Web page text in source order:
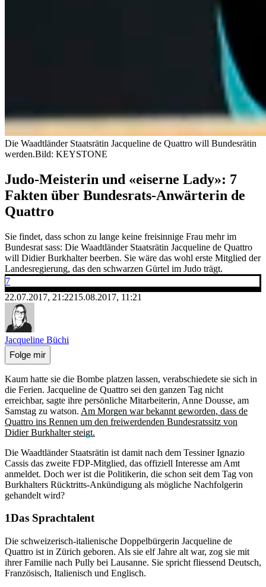
Die Waadtländer Staatsrätin Jacqueline de Quattro will Bundesrätin
werden.Bild: KEYSTONE
Judo-Meisterin und «eiserne Lady»: 7
Fakten über Bundesrats-Anwärterin de
Quattro
Sie findet, dass schon zu lange keine freisinnige Frau mehr im
Bundesrat sass: Die Waadtländer Staatsrätin Jacqueline de Quattro
will Didier Burkhalter beerben. Sie wäre das wohl erste Mitglied der
Landesregierung, das den schwarzen Gürtel im Judo trägt.
7
22.07.2017, 21:2215.08.2017, 11:21
Jacqueline Büchi
Folge mir
Kaum hatte sie die Bombe platzen lassen, verabschiedete sie sich in
die Ferien. Jacqueline de Quattro sei den ganzen Tag nicht
erreichbar, sagte ihre persönliche Mitarbeiterin, Anne Dousse, am
Samstag zu watson. Am Morgen war bekannt geworden, dass de
Quattro ins Rennen um den freiwerdenden Bundesratssitz von
Didier Burkhalter steigt.
Die Waadtländer Staatsrätin ist damit nach dem Tessiner Ignazio
Cassis das zweite FDP-Mitglied, das offiziell Interesse am Amt
anmeldet. Doch wer ist die Politikerin, die schon seit dem Tag von
Burkhalters Rücktritts-Ankündigung als mögliche Nachfolgerin
gehandelt wird?
Das Sprachtalent
Die schweizerisch-italienische Doppelbürgerin Jacqueline de
Quattro ist in Zürich geboren. Als sie elf Jahre alt war, zog sie mit
ihrer Familie nach Pully bei Lausanne. Sie spricht fliessend Deutsch,
Französisch, Italienisch und Englisch.